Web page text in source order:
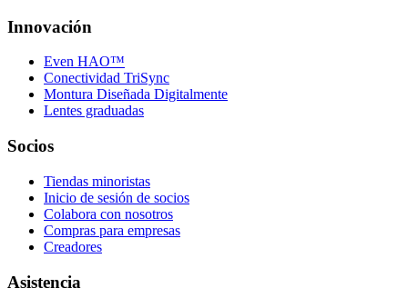
Innovación
Even HAO™
Conectividad TriSync
Montura Diseñada Digitalmente
Lentes graduadas
Socios
Tiendas minoristas
Inicio de sesión de socios
Colabora con nosotros
Compras para empresas
Creadores
Asistencia